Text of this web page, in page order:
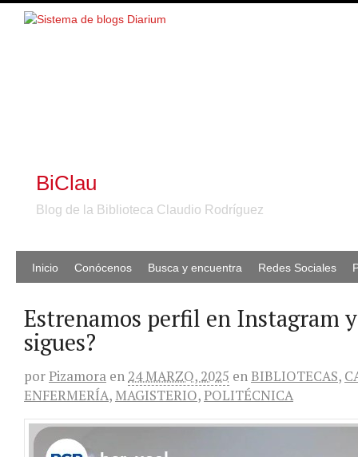
BiClau
Blog de la Biblioteca Claudio Rodríguez
Inicio Conócenos Busca y encuentra Redes Sociales
Estrenamos perfil en Instagram
sigues?
porPizamora en 24 MARZO, 2025 enBIBLIOTECAS,
ENFERMERÍA, MAGISTERIO,POLITÉCNICA